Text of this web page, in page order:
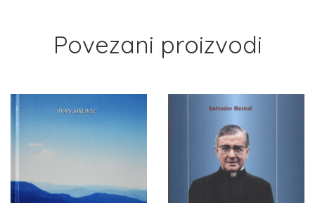
Povezani proizvodi